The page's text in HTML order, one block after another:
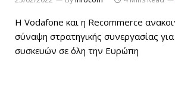
Η Vodafone και η Recommerce
σύναψη στρατηγικής συνεργασίας
συσκευών σε όλη την Ευρώπη